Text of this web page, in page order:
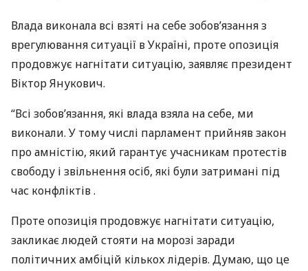
Влада виконала всі взяті на себе зобов’язання з
врегулювання ситуації в Україні, проте опозиція
продовжує нагнітати ситуацію, заявляє президент
Віктор Янукович.
“Всі зобов’язання, які влада взяла на себе, ми
виконали. У тому числі парламент прийняв закон
про амністію, який гарантує учасникам протестів
свободу і звільнення осіб, які були затримані під
час конфліктів .
Проте опозиція продовжує нагнітати ситуацію,
закликає людей стояти на морозі заради
політичних амбіцій кількох лідерів. Думаю, що це